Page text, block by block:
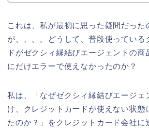
これは、私が最初に思った疑問だった
が、、、。どうして、普段使っている
ドがゼクシィ縁結びエージェントの商
にだけエラーで使えなかったのか？
私は、「なぜゼクシィ縁結びエージェ
け、クレジットカードが使えない状態
たのか？」をクレジットカード会社に